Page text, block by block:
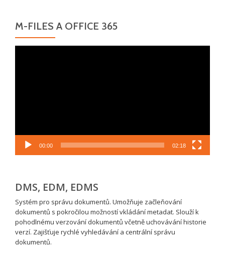
M-FILES A OFFICE 365
00:00 02:18
DMS, EDM, EDMS
Systém pro správu dokumentů. Umožňuje začleňování
dokumentů s pokročilou možností vkládání metadat. Slouží k
pohodlnému verzování dokumentů včetně uchovávání historie
verzí. Zajišťuje rychlé vyhledávání a centrální správu
dokumentů.